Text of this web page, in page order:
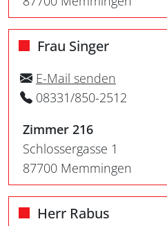
Frau Singer
E-Mail senden
08331/850-2512
Zimmer 216
Schlossergasse 1
87700 Memmingen
Herr Rabus